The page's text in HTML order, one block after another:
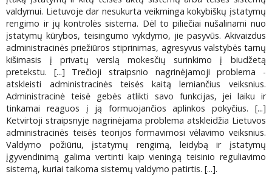
valdymui. Lietuvoje dar nesukurta veikminga kokybiškų įstatymų
rengimo ir jų kontrolės sistema. Dėl to piliečiai nušalinami nuo
įstatymų kūrybos, teisingumo vykdymo, jie pasyvūs. Akivaizdus
administracinės priežiūros stiprinimas, agresyvus valstybės tarnų
kišimasis į privatų verslą mokesčių surinkimo į biudžetą
pretekstu. [...] Trečioji straipsnio nagrinėjamoji problema -
atskleisti administracinės teisės kaitą lemiančius veiksnius.
Administracinė teisė gebės atlikti savo funkcijas, jei laiku ir
tinkamai reaguos į ją formuojančios aplinkos pokyčius. [...]
Ketvirtoji straipsnyje nagrinėjama problema atskleidžia Lietuvos
administracinės teisės teorijos formavimosi vėlavimo veiksnius.
Valdymo požiūriu, įstatymų rengimą, leidybą ir įstatymų
įgyvendinimą galima vertinti kaip vieningą teisinio reguliavimo
sistemą, kuriai taikoma sistemų valdymo patirtis. [...].